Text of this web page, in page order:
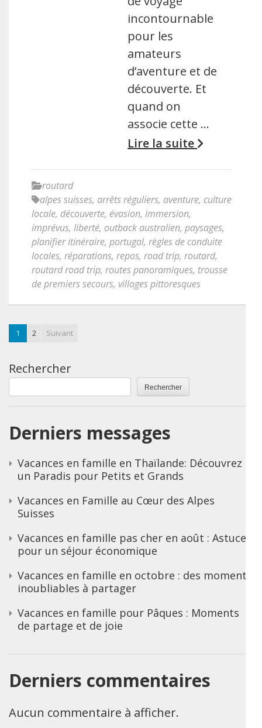
incontournable
pour les
amateurs
d’aventure et de
découverte. Et
quand on
associe cette …
Lire la suite
routard
alpes suisses, arrêts réguliers, aventure, culture
locale, découverte, évasion, immersion,
imprévus, liberté, outback australien, paysages,
planifier itinéraire, portugal, règles de conduite
locales, réparations, repos, road trip, routard,
routard road trip, routes panoramiques, trousse
de premiers secours, villages pittoresques
1 2 Suivant
Rechercher
Rechercher
Derniers messages
Vacances en famille en Thaïlande: Découvrez
un Paradis pour Petits et Grands
Vacances en Famille au Cœur des Alpes
Suisses
Vacances en famille pas cher en août : Astuces
pour un séjour économique
Vacances en famille en octobre : des moments
inoubliables à partager
Vacances en famille pour Pâques : Moments
de partage et de joie
Derniers commentaires
Aucun commentaire à afficher.